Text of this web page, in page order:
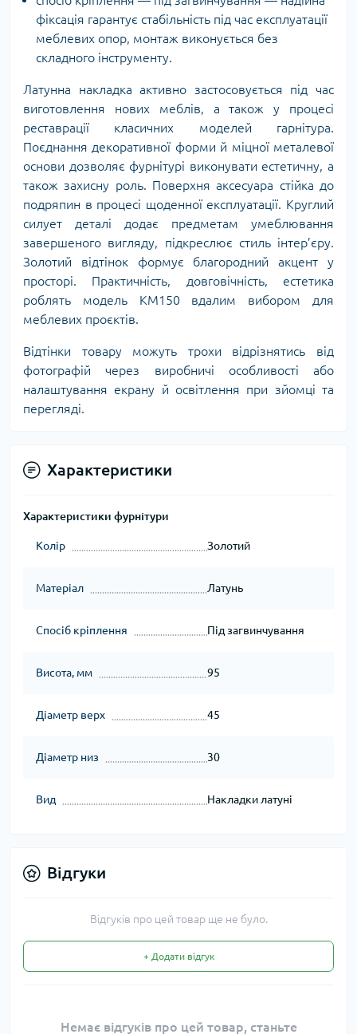
фіксація гарантує стабільність під час експлуатації
меблевих опор, монтаж виконується без
складного інструменту.
Латунна накладка активно застосовується під час
виготовлення нових меблів, а також у процесі
реставрації класичних моделей гарнітура.
Поєднання декоративної форми й міцної металевої
основи дозволяє фурнітурі виконувати естетичну, а
також захисну роль. Поверхня аксесуара стійка до
подряпин в процесі щоденної експлуатації. Круглий
силует деталі додає предметам умеблювання
завершеного вигляду, підкреслює стиль інтер’єру.
Золотий відтінок формує благородний акцент у
просторі. Практичність, довговічність, естетика
роблять модель KM150 вдалим вибором для
меблевих проєктів.
Відтінки товару можуть трохи відрізнятись від
фотографій через виробничі особливості або
налаштування екрану й освітлення при зйомці та
перегляді.
Характеристики
Характеристики фурнітури
Колір Золотий
Матеріал Латунь
Спосіб кріплення Під загвинчування
Висота, мм 95
Діаметр верх 45
Діаметр низ 30
Вид Накладки латуні
Відгуки
Відгуків про цей товар ще не було.
+ Додати відгук
Немає відгуків про цей товар, станьте